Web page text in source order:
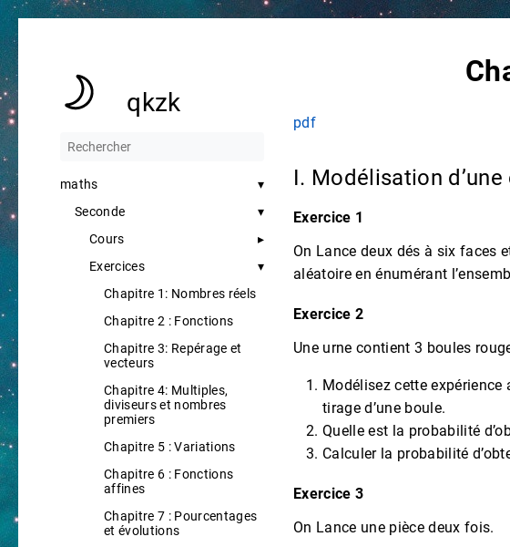
qkzk
maths
Seconde
Cours
Exercices
Chapitre 1: Nombres réels
Chapitre 2 : Fonctions
Chapitre 3: Repérage et
vecteurs
Chapitre 4: Multiples,
diviseurs et nombres
premiers
Chapitre 5 : Variations
Chapitre 6 : Fonctions
affines
Chapitre 7 : Pourcentages
et évolutions
pdf
I. Modélisation
Exercice 1
On Lance deux dés à six faces
aléatoire en énumérant
Exercice 2
Une urne contient 3 boules
Modélisez cette expérience
tirage d’une boule.
Quelle est la probabilité
Calculer la probabilité
Exercice 3
On Lance une pièce deux fois.